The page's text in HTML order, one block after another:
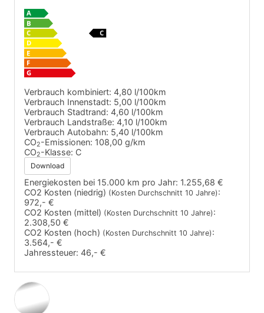
Verbrauch kombiniert: 4,80 l/100km
Verbrauch Innenstadt: 5,00 l/100km
Verbrauch Stadtrand: 4,60 l/100km
Verbrauch Landstraße: 4,10 l/100km
Verbrauch Autobahn: 5,40 l/100km
CO2-Emissionen: 108,00 g/km
CO2-Klasse: C
Download
Energiekosten bei 15.000 km pro Jahr: 1.255,68 €
CO2 Kosten (niedrig) (Kosten Durchschnitt 10 Jahre):
972,- €
CO2 Kosten (mittel) (Kosten Durchschnitt 10 Jahre):
2.308,50 €
CO2 Kosten (hoch) (Kosten Durchschnitt 10 Jahre):
3.564,- €
Jahressteuer: 46,- €